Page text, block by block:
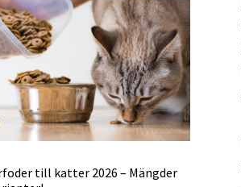
till katter 2026 – Mängder